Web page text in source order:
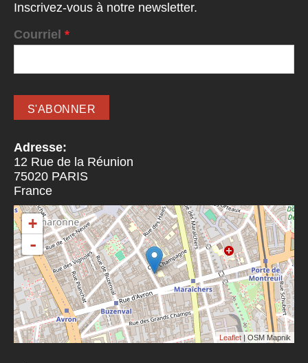
Inscrivez-vous à notre newsletter.
Courriel *
Adresse:
12 Rue de la Réunion
75020 PARIS
France
+
-
Leaflet | OSM Mapnik